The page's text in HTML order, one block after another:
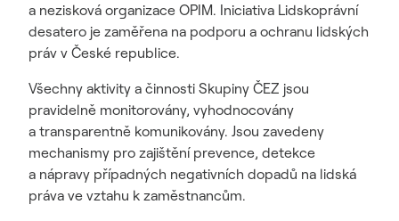
a nezisková organizace OPIM. Iniciativa Lidskoprávní
desatero je zaměřena na podporu a ochranu lidských
práv v České republice.
Všechny aktivity a činnosti Skupiny ČEZ jsou
pravidelně monitorovány, vyhodnocovány
a transparentně komunikovány. Jsou zavedeny
mechanismy pro zajištění prevence, detekce
a nápravy případných negativních dopadů na lidská
práva ve vztahu k zaměstnancům.